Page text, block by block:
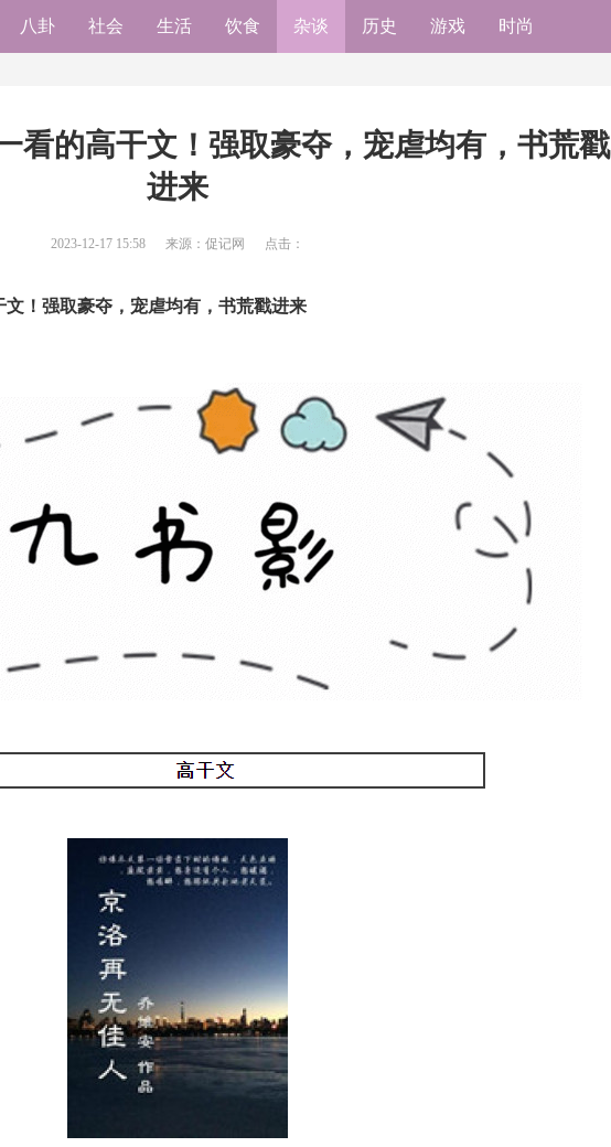
八卦 社会 生活 饮食 杂谈 历史 游戏 时尚
看的高干文！强取豪夺，宠虐均有，书荒戳
进来
2023-12-17 15:58 来源：促记网 点击：
文！强取豪夺，宠虐均有，书荒戳进来